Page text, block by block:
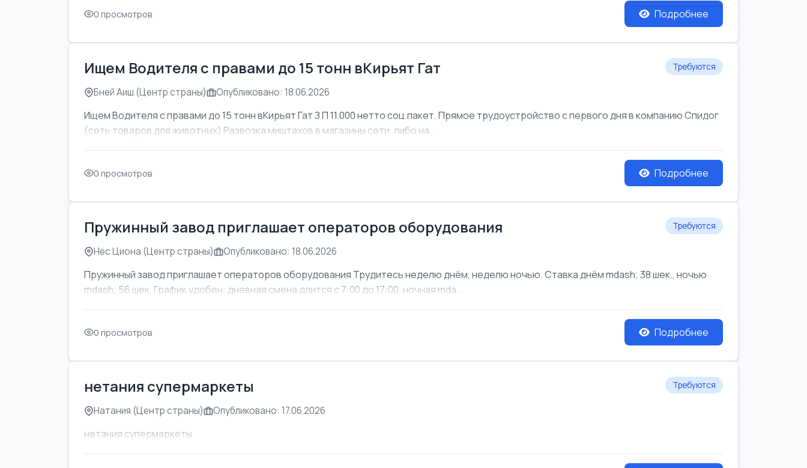
0 просмотров Подробнее
Ищем Водителя с правами до 15 тонн вКирьят Гат Требуются
Бней Аиш (Центр страны) Опубликовано: 18.06.2026
Ищем Водителя с правами до 15 тонн вКирьят Гат З П 11.000 нетто соц.пакет. Прямое трудоустройство с первого дня в компанию Спидог
(сеть товаров для животных) Развозка миштахов в магазины сети, либо на...
0 просмотров Подробнее
Пружинный завод приглашает операторов оборудования Требуются
Нес Циона (Центр страны) Опубликовано: 18.06.2026
Пружинный завод приглашает операторов оборудования Трудитесь неделю днём, неделю ночью. Ставка днём mdash; 38 шек., ночью
mdash; 56 шек. График удобен: дневная смена длится с 7:00 до 17:00, ночная mda...
0 просмотров Подробнее
нетания супермаркеты Требуются
Натания (Центр страны) Опубликовано: 17.06.2026
нетания супермаркеты